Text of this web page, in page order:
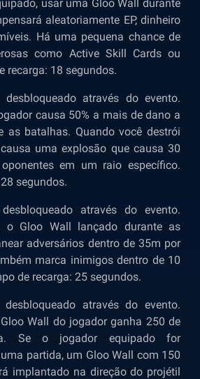
usar uma Gloo Wall durante
aleatoriamente EP, dinheiro
Há uma pequena chance de
como Active Skill Cards ou
recarga: 18 segundos.
desbloqueado através do evento.
causa 50% a mais de dano a
as batalhas. Quando você destrói
uma explosão que causa 30
em um raio específico.
segundos.
através do evento.
o Gloo Wall lançado durante as
adversários dentro de 35m por
marca inimigos dentro de 10
de recarga: 25 segundos.
desbloqueado através do evento.
Wall do jogador ganha 250 de
Se o jogador equipado for
partida, um Gloo Wall com 150
implantado na direção do projétil